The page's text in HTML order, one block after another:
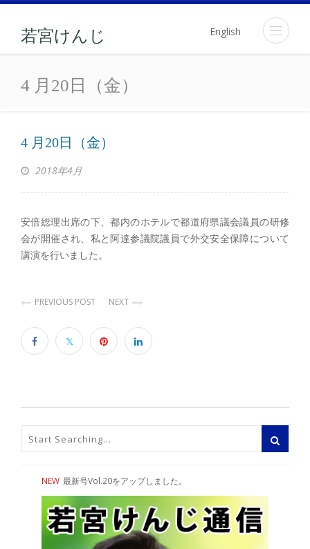
若宮けんじ English
4 月20日（金）
4 月20日（金）
4 月20日（金）
2018年4月
安倍総理出席の下、都内のホテルで都道府県議会議員の研修
会が開催され、私と阿達参議院議員で外交安全保障について
講演を行いました。
PREVIOUS POST NEXT
NEW 最新号Vol.20をアップしました。